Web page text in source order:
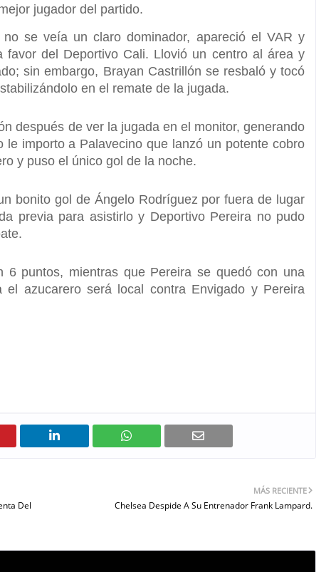
jugador del partido.
se veía un claro dominador, apareció el VAR y
favor del Deportivo Cali. Llovió un centro al área y
sin embargo, Brayan Castrillón se resbaló y tocó
en el remate de la jugada.
después de ver la jugada en el monitor, generando
le importo a Palavecino que lanzó un potente cobro
y puso el único gol de la noche.
bonito gol de Ángelo Rodríguez por fuera de lugar
previa para asistirlo y Deportivo Pereira no pudo
6 puntos, mientras que Pereira se quedó con una
azucarero será local contra Envigado y Pereira
MÁS RECIENTE
Chelsea Despide A Su Entrenador Frank Lampard.
Del